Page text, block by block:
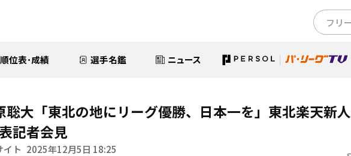
順位表･成績 選手名鑑 ニュース
聡大「東北の地にリーグ優勝、日本一を」東北楽天新人
記者会見
イト 2025年12月5日 18:25